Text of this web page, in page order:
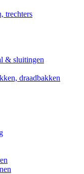
trechters
& sluitingen
draadbakken